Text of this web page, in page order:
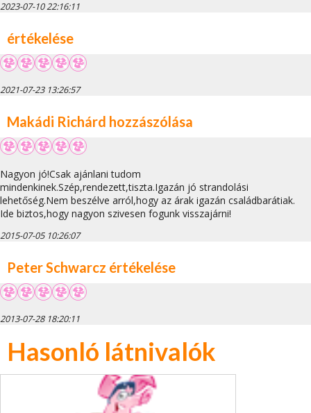
2023-07-10 22:16:11
értékelése
2021-07-23 13:26:57
Makádi Richárd hozzászólása
Nagyon jó!Csak ajánlani tudom
mindenkinek.Szép,rendezett,tiszta.Igazán jó strandolási
lehetőség.Nem beszélve arról,hogy az árak igazán családbarátiak.
Ide biztos,hogy nagyon szivesen fogunk visszajárni!
2015-07-05 10:26:07
Peter Schwarcz értékelése
2013-07-28 18:20:11
Hasonló látnivalók